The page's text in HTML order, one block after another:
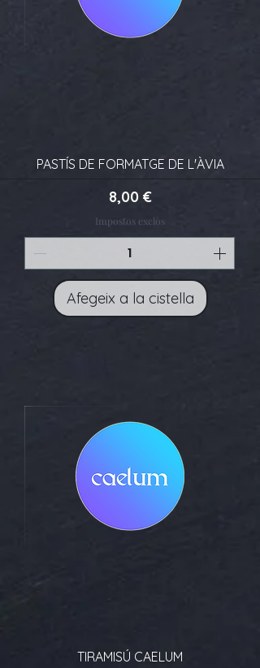
PASTÍS DE FORMATGE DE L'ÀVIA
Preu
8,00 €
Impostos exclòs
Afegeix a la cistella
TIRAMISÚ CAELUM